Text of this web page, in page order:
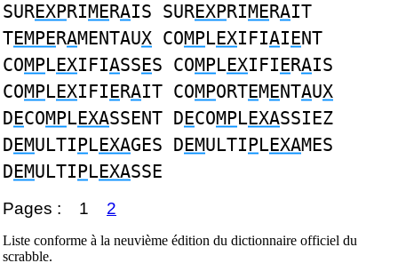
SUREXPRIMERAIS SUREXPRIMERAIT
TEMPERAMENTAUX COMPLEXIFIAIENT
COMPLEXIFIASSES COMPLEXIFIERAIS
COMPLEXIFIERAIT COMPORTEMENTAUX
DECOMPLEXASSENT DECOMPLEXASSIEZ
DEMULTIPLEXAGES DEMULTIPLEXAMES
DEMULTIPLEXASSE
Pages : 1 2
Liste conforme à la neuvième édition du dictionnaire officiel du
scrabble.